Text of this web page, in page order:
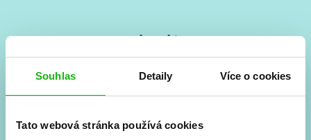
Souhlas Detaily Více o cookies
Tato webová stránka používá cookies
Vše kolem #youngadult každý měsíc rovnou do mailu!
a seriálové adaptace a další.